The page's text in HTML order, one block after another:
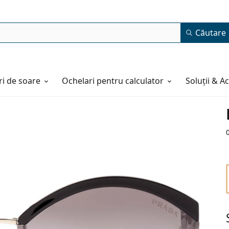
Căutare
de soare Ochelari pentru calculator Soluții &